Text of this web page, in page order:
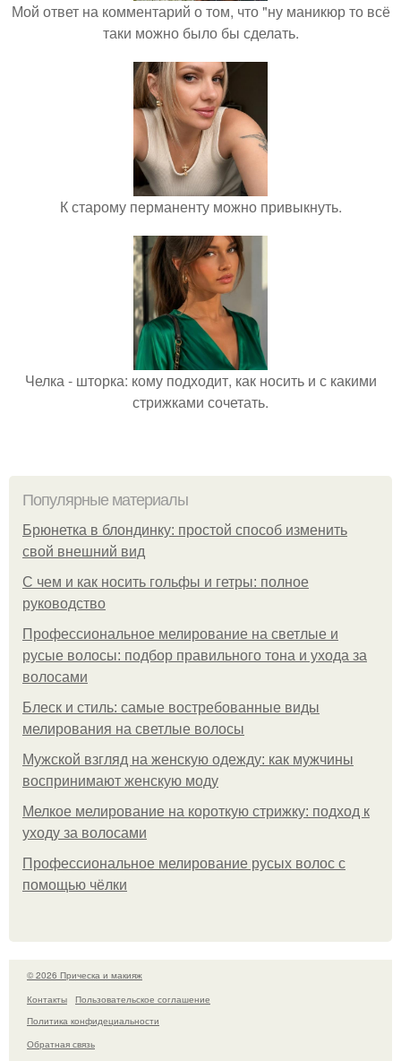
Мой ответ на комментарий о том, что "ну маникюр то всё
таки можно было бы сделать.
К старому перманенту можно привыкнуть.
Челка - шторка: кому подходит, как носить и с какими
стрижками сочетать.
Популярные материалы
Брюнетка в блондинку: простой способ изменить
свой внешний вид
С чем и как носить гольфы и гетры: полное
руководство
Профессиональное мелирование на светлые и
русые волосы: подбор правильного тона и ухода за
волосами
Блеск и стиль: самые востребованные виды
мелирования на светлые волосы
Мужской взгляд на женскую одежду: как мужчины
воспринимают женскую моду
Мелкое мелирование на короткую стрижку: подход к
уходу за волосами
Профессиональное мелирование русых волос с
помощью чёлки
© 2026 Прическа и макияж
Контакты
Пользовательское соглашение
Политика конфидециальности
Обратная связь